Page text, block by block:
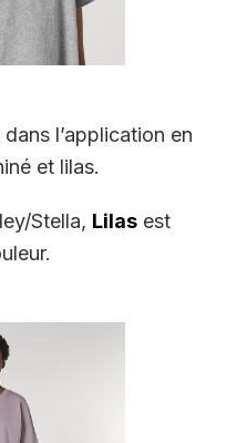
l’application en
et lilas.
Stella, Lilas est